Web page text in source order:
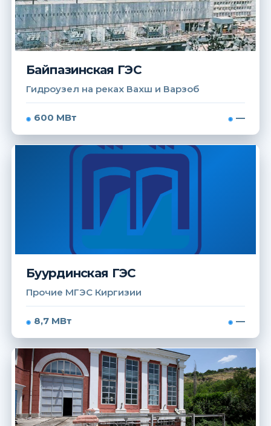
Байпазинская ГЭС
Гидроузел на реках Вахш и Варзоб
600 МВт —
Буурдинская ГЭС
Прочие МГЭС Киргизии
8,7 МВт —